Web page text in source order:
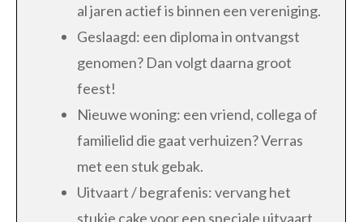
al jaren actief is binnen een vereniging.
Geslaagd: een diploma in ontvangst
genomen? Dan volgt daarna groot
feest!
Nieuwe woning: een vriend, collega of
familielid die gaat verhuizen? Verras
met een stuk gebak.
Uitvaart / begrafenis: vervang het
stukje cake voor een speciale uitvaart